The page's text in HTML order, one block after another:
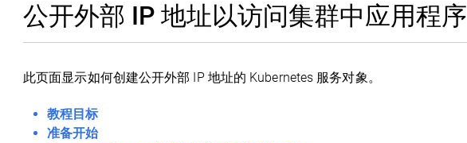
帮助贡献文档！
术。
GitHub Slack Slack
公开外部 IP 地址以访问集群中应用程序
此页面显示如何创建公开外部 IP 地址的 Kubernetes 服务对象。
教程目标
准备开始